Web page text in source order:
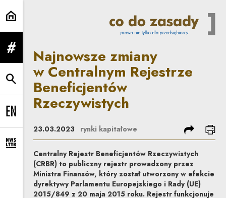
Najnowsze zmiany w
rozwiń menu
rozwiń wyszukiwarkę
Change language to EN
rozwiń formularz zapisu na newsletter
Najnowsze zmiany
w Centralnym Rejestrze
Beneficjentów
Rzeczywistych
23.03.2023 rynki kapitałowe podziel się
Centralny Rejestr Beneficjentów Rzeczywistych
(CRBR) to publiczny rejestr prowadzony przez
Ministra Finansów, który został utworzony w efekcie
dyrektywy Parlamentu Europejskiego i Rady (UE)
2015/849 z 20 maja 2015 roku. Rejestr funkcjonuje